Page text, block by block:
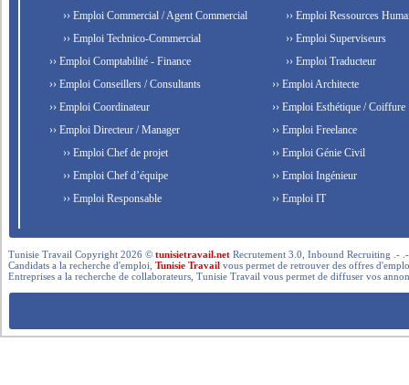
›› Emploi Commercial / Agent Commercial
›› Emploi Technico-Commercial
›› Emploi Comptabilité - Finance
›› Emploi Conseillers / Consultants
›› Emploi Coordinateur
›› Emploi Directeur / Manager
›› Emploi Chef de projet
›› Emploi Chef d’équipe
›› Emploi Responsable
›› Emploi Ressources
›› Emploi Superviseurs
›› Emploi Traducteur
›› Emploi Architecte
›› Emploi Esthétique / Coiffure
›› Emploi Freelance
›› Emploi Génie Civil
›› Emploi Ingénieur
›› Emploi IT
Tunisie Travail Copyright 2026 ©tunisietravail.net Recrutement 3.0, Inbound Recruiting .-
Candidats a la recherche d'emploi,Tunisie Travail vous permet de retrouver des offres
Entreprises a la recherche de collaborateurs, Tunisie Travail vous permet de diffuser vos